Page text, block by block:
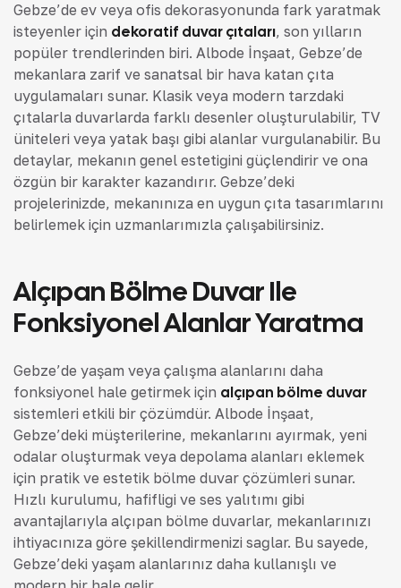
Gebze’de ev veya ofis dekorasyonunda fark yaratmak
isteyenler için dekoratif duvar çıtaları, son yılların
popüler trendlerinden biri. Albode İnşaat, Gebze’de
mekanlara zarif ve sanatsal bir hava katan çıta
uygulamaları sunar. Klasik veya modern tarzdaki
çıtalarla duvarlarda farklı desenler oluşturulabilir, TV
üniteleri veya yatak başı gibi alanlar vurgulanabilir. Bu
detaylar, mekanın genel estetiğini güçlendirir ve ona
özgün bir karakter kazandırır. Gebze’deki
projelerinizde, mekanınıza en uygun çıta tasarımlarını
belirlemek için uzmanlarımızla çalışabilirsiniz.
Alçıpan Bölme Duvar Ile
Fonksiyonel Alanlar Yaratma
Gebze’de yaşam veya çalışma alanlarını daha
fonksiyonel hale getirmek için alçıpan bölme duvar
sistemleri etkili bir çözümdür. Albode İnşaat,
Gebze’deki müşterilerine, mekanlarını ayırmak, yeni
odalar oluşturmak veya depolama alanları eklemek
için pratik ve estetik bölme duvar çözümleri sunar.
Hızlı kurulumu, hafifliği ve ses yalıtımı gibi
avantajlarıyla alçıpan bölme duvarlar, mekanlarınızı
ihtiyacınıza göre şekillendirmenizi sağlar. Bu sayede,
Gebze’deki yaşam alanlarınız daha kullanışlı ve